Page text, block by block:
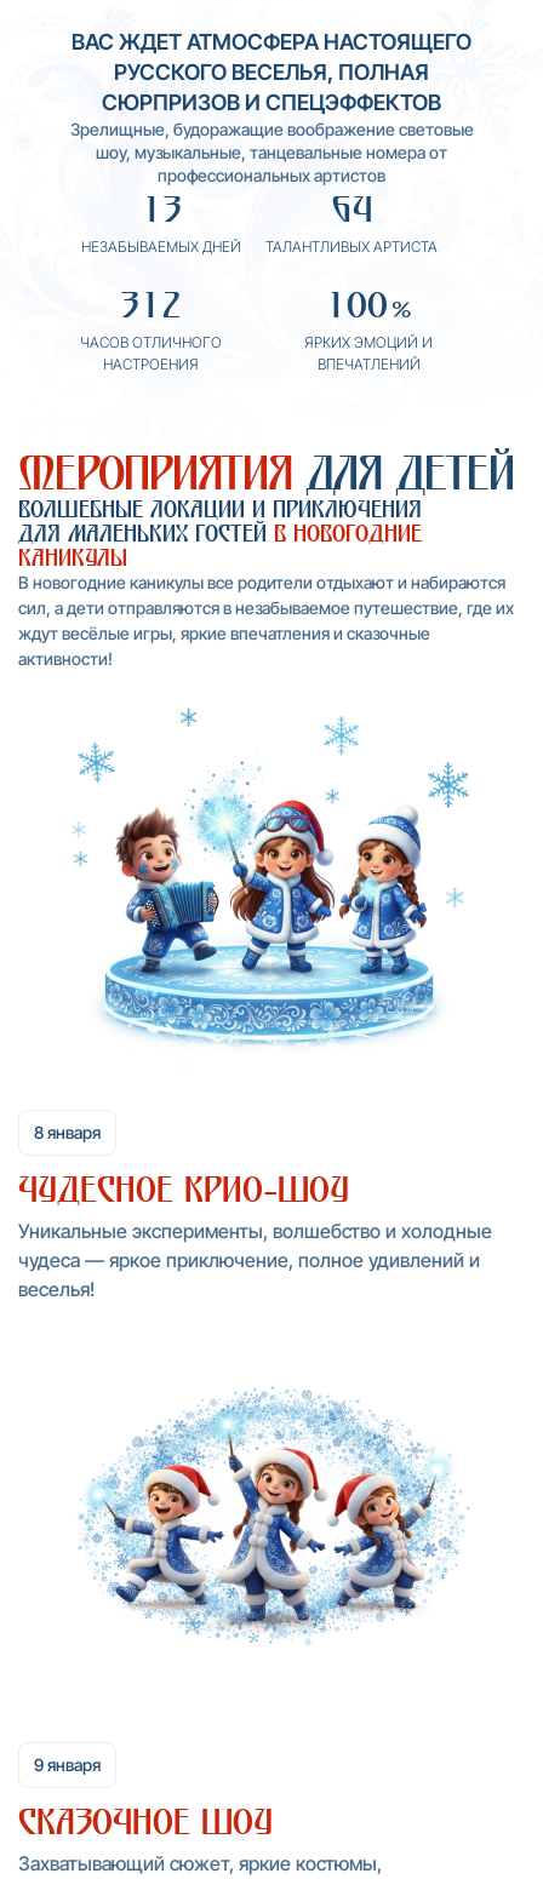
ВАС ЖДЕТ АТМОСФЕРА НАСТОЯЩЕГО
РУССКОГО ВЕСЕЛЬЯ, ПОЛНАЯ
СЮРПРИЗОВ И СПЕЦЭФФЕКТОВ
Зрелищные, будоражащие воображение световые
шоу, музыкальные, танцевальные номера от
профессиональных артистов
7
8
9
0
1
9
0
1
2
3
НЕЗАБЫВАЕМЫХ ДНЕЙ
2
3
4
5
6
0
1
2
3
4
ТАЛАНТЛИВЫХ АРТИСТА
7
8
9
0
2
3
5
6
7
8
9
0
1
6
7
8
9
0
1
2
ЧАСОВ ОТЛИЧНОГО
НАСТРОЕНИЯ
5
6
7
8
9
0
1
4
5
6
7
8
9
0
4
5
6
7
8
9
0 %
ЯРКИХ ЭМОЦИЙ И
ВПЕЧАТЛЕНИЙ
Мероприятиядля детей
Волшебные локации и приключения
для маленьких гостей в новогодние
каникулы
В новогодние каникулы все родители отдыхают и набираются
сил, а дети отправляются в незабываемое путешествие, где их
ждут весёлые игры, яркие впечатления и сказочные
активности!
8 января
Чудесное крио-шоу
Уникальные эксперименты, волшебство и холодные
чудеса — яркое приключение, полное удивлений и
веселья!
9 января
Сказочное шоу
Захватывающий сюжет, яркие костюмы,